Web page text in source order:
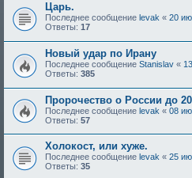
Царь.
Последнее сообщение levak « 20
Ответы: 17
Новый удар по Ирану
Последнее сообщение Stanislav «
Ответы: 385
Пророчество о России до
Последнее сообщение levak « 08
Ответы: 57
Холокост, или хуже.
Последнее сообщение levak « 25
Ответы: 35